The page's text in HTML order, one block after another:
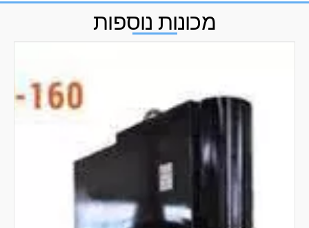
מכונות נוספות